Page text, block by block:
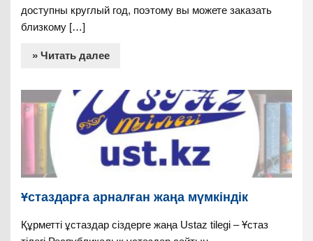
доступны круглый год, поэтому вы можете заказать
близкому […]
» Читать далее
Ұстаздарға арналған жаңа мүмкіндік
Құрметті ұстаздар сіздерге жаңа Ustaz tilegi – Ұстаз